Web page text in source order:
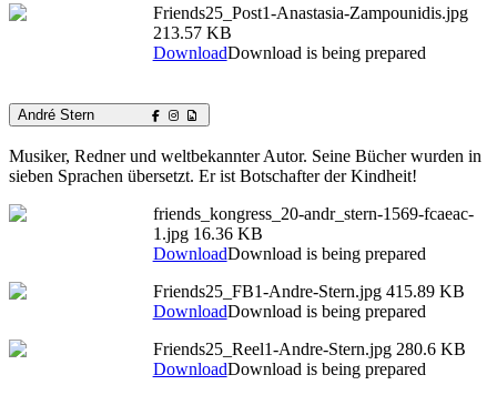
Friends25_Post1-Anastasia-Zampounidis.jpg
213.57 KB
DownloadDownload is being prepared
André Stern
Musiker, Redner und weltbekannter Autor. Seine Bücher wurden in
sieben Sprachen übersetzt. Er ist Botschafter der Kindheit!
friends_kongress_20-andr_stern-1569-fcaeac-
1.jpg 16.36 KB
DownloadDownload is being prepared
Friends25_FB1-Andre-Stern.jpg 415.89 KB
DownloadDownload is being prepared
Friends25_Reel1-Andre-Stern.jpg 280.6 KB
DownloadDownload is being prepared